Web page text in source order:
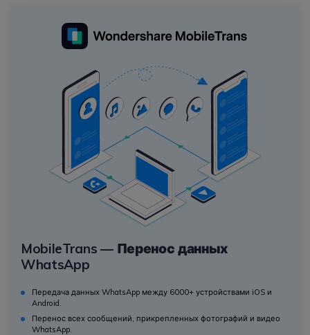
MobileTrans — Перенос данных
WhatsApp
Передача данных WhatsApp между 6000+ устройствами iOS и
Android.
Перенос всех сообщений, прикрепленных фотографий и видео
WhatsApp.